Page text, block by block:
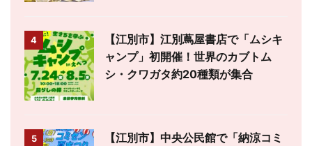
4
【江別市】江別蔦屋書店で「ムシキ
ャンプ」初開催！世界のカブトム
シ・クワガタ約20種類が集合
5
【江別市】中央公民館で「納涼コミ